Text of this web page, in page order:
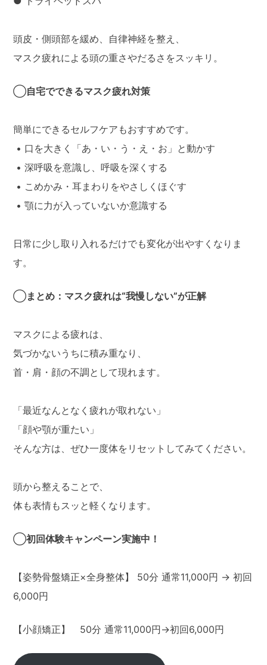
頭皮・側頭部を緩め、自律神経を整え、
マスク疲れによる頭の重さやだるさをスッキリ。
◯自宅でできるマスク疲れ対策
簡単にできるセルフケアもおすすめです。
• 口を大きく「あ・い・う・え・お」と動かす
• 深呼吸を意識し、呼吸を深くする
• こめかみ・耳まわりをやさしくほぐす
• 顎に力が入っていないか意識する
日常に少し取り入れるだけでも変化が出やすくなりま
す。
◯まとめ：マスク疲れは“我慢しない”が正解
マスクによる疲れは、
気づかないうちに積み重なり、
首・肩・顔の不調として現れます。
「最近なんとなく疲れが取れない」
「顔や顎が重たい」
そんな方は、ぜひ一度体をリセットしてみてください。
頭から整えることで、
体も表情もスッと軽くなります。
◯初回体験キャンペーン実施中！
【姿勢骨盤矯正×全身整体】 50分 通常11,000円 → 初回
6,000円
【小顔矯正】 50分 通常11,000円→初回6,000円